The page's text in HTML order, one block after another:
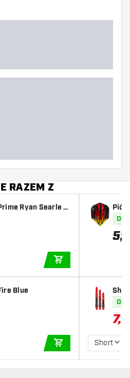
RAZEM Z
Ryan Searle N
Blue
DODAJ DO
5,04
7,50
Short